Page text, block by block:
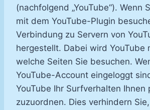
(nachfolgend „YouTube“). Wenn
mit dem YouTube-Plugin
Verbindung zu Servern von
hergestellt. Dabei wird YouTube
welche Seiten Sie besuchen.
YouTube-Account eingeloggt
YouTube Ihr Surfverhalten Ihnen
zuzuordnen. Dies verhindern